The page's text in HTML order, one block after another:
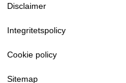
Disclaimer
Integritetspolicy
Cookie policy
Sitemap